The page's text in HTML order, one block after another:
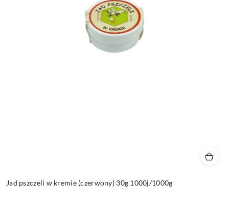
Jad pszczeli w kremie (czerwony) 30g 1000j/1000g